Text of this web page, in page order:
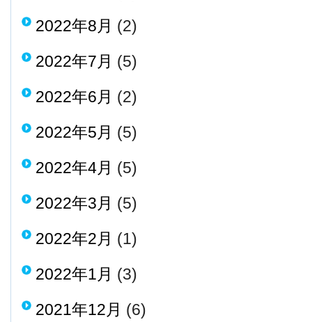
2022年8月 (2)
2022年7月 (5)
2022年6月 (2)
2022年5月 (5)
2022年4月 (5)
2022年3月 (5)
2022年2月 (1)
2022年1月 (3)
2021年12月 (6)